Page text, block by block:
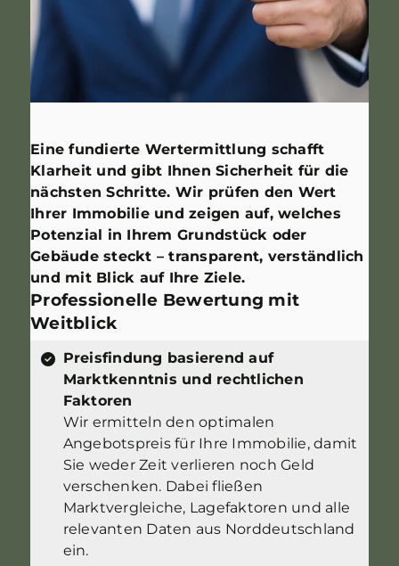
Eine fundierte Wertermittlung schafft
Klarheit und gibt Ihnen Sicherheit für die
nächsten Schritte. Wir prüfen den Wert
Ihrer Immobilie und zeigen auf, welches
Potenzial in Ihrem Grundstück oder
Gebäude steckt – transparent, verständlich
und mit Blick auf Ihre Ziele.
Professionelle Bewertung mit
Weitblick
Preisfindung basierend auf
Marktkenntnis und rechtlichen
Faktoren
Wir ermitteln den optimalen
Angebotspreis für Ihre Immobilie, damit
Sie weder Zeit verlieren noch Geld
verschenken. Dabei fließen
Marktvergleiche, Lagefaktoren und alle
relevanten Daten aus Norddeutschland
ein.